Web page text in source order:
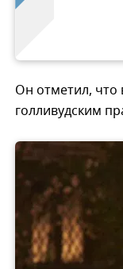
Он отметил, что
голливудским